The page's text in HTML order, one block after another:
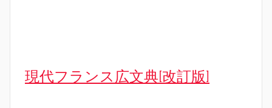
現代フランス広文典[改訂版]